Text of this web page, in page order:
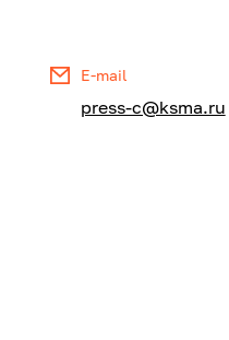
E-mail
press-c@ksma.ru